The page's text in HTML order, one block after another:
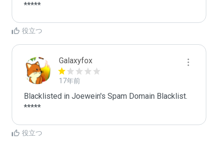
*****
役立つ
Galaxyfox
17年前
Blacklisted in Joewein's Spam Domain Blacklist.
*****
役立つ